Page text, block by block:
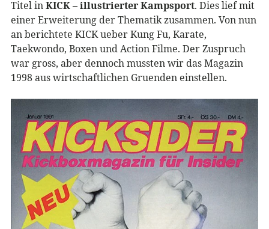
Titel inKICK – illustrierter Kampsport. Dies lief mit
einer Erweiterung der Thematik zusammen. Von nun
an berichtete KICK ueber Kung Fu, Karate,
Taekwondo, Boxen und Action Filme. Der Zuspruch
war gross, aber dennoch mussten wir das Magazin
1998 aus wirtschaftlichen Gruenden einstellen.